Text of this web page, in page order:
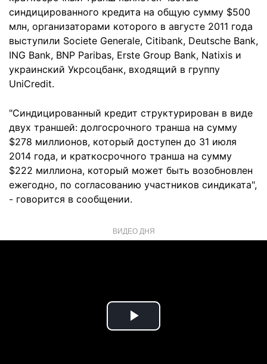
синдицированного кредита на общую сумму $500
млн, организаторами которого в августе 2011 года
выступили Societe Generale, Citibank, Deutsche Bank,
ING Bank, BNP Paribas, Erste Group Bank, Natixis и
украинский Укрсоцбанк, входящий в группу
UniCredit.
"Синдицированный кредит структурирован в виде
двух траншей: долгосрочного транша на сумму
$278 миллионов, который доступен до 31 июля
2014 года, и краткосрочного транша на сумму
$222 миллиона, который может быть возобновлен
ежегодно, по согласованию участников синдиката",
- говорится в сообщении.
ВИДЕО ДНЯ
Play